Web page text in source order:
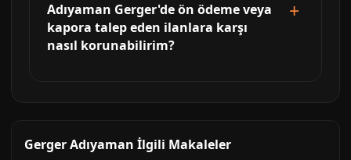
Adıyaman Gerger'de ön ödeme veya
kapora talep eden ilanlara karşı
nasıl korunabilirim?
Gerger Adıyaman İlgili Makaleler